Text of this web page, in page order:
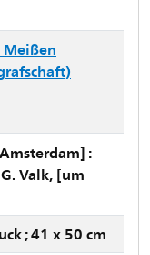
:
Valk, [um
; 41 x 50 cm